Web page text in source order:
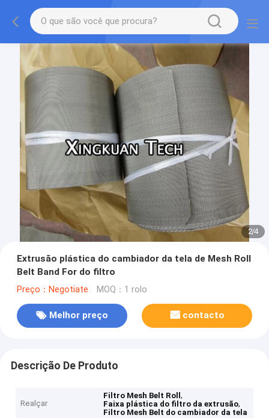
2/4
Extrusão plástica do cambiador da tela de Mesh Roll
Belt Band For do filtro
Preço：Negotiate MOQ：1 rolo
Melhor preço contacto
Descrição De Produto
Realçar
Filtro Mesh Belt Roll,
Faixa plástica do filtro da extrusão,
Filtro Mesh Belt do cambiador da tela